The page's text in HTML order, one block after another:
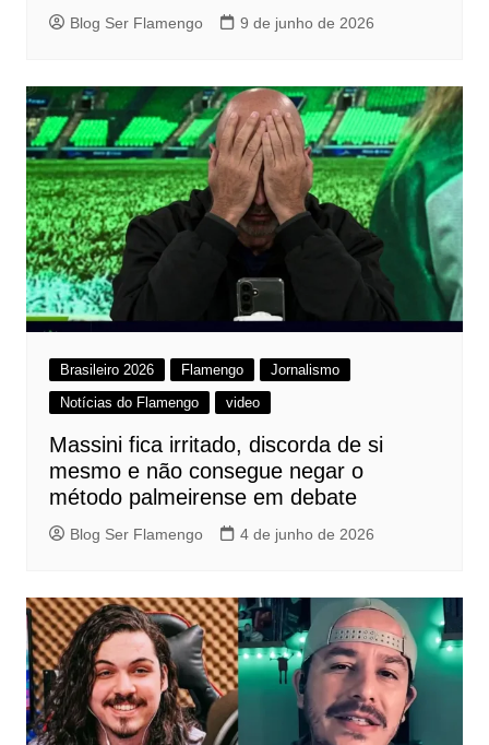
Blog Ser Flamengo 9 de junho de 2026
Brasileiro 2026 Flamengo
Jornalismo
Notícias do Flamengo
video
Massini fica irritado, discorda de si
mesmo e não consegue negar o
método palmeirense em debate
Blog Ser Flamengo 4 de junho de 2026